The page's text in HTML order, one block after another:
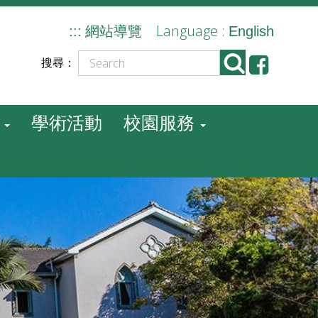
::: 網站導覽 Language : English
搜尋：
學術活動
校園服務